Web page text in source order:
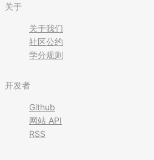
关于
关于我们
社区公约
学分规则
开发者
Github
网站 API
RSS